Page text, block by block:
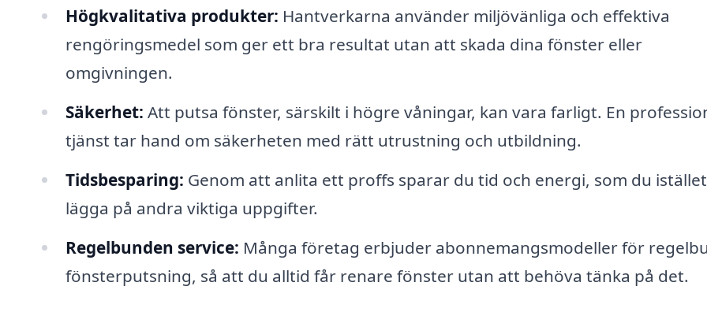
Högkvalitativa produkter: Hantverkarna använder miljövänliga och effektiva
rengöringsmedel som ger ett bra resultat utan att skada dina fönster eller
omgivningen.
Säkerhet: Att putsa fönster, särskilt i högre våningar, kan vara farligt. En
tjänst tar hand om säkerheten med rätt utrustning och utbildning.
Tidsbesparing: Genom att anlita ett proffs sparar du tid och energi, som du
lägga på andra viktiga uppgifter.
Regelbunden service: Många företag erbjuder abonnemangsmodeller för
fönsterputsning, så att du alltid får renare fönster utan att behöva tänka på det.